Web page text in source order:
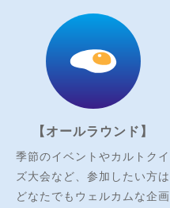
【オールラウンド】
季節のイベントやカルトクイ
ズ大会など、参加したい方は
どなたでもウェルカムな企画